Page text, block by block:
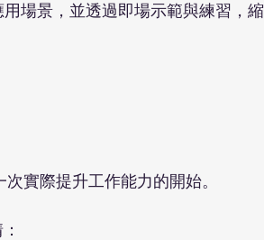
場景，並透過即場示範與練習，縮
實際提升工作能力的開始。